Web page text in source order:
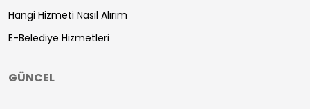
Hangi Hizmeti Nasıl Alırım
E-Belediye Hizmetleri
GÜNCEL